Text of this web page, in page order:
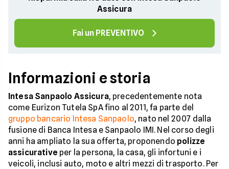
Assicura
Fai un PREVENTIVO
Informazioni e storia
Intesa Sanpaolo Assicura, precedentemente nota
come Eurizon Tutela SpA fino al 2011, fa parte del
gruppo bancario Intesa Sanpaolo, nato nel 2007 dalla
fusione di Banca Intesa e Sanpaolo IMI. Nel corso degli
anni ha ampliato la sua offerta, proponendo polizze
assicurative per la persona, la casa, gli infortuni e i
veicoli, inclusi auto, moto e altri mezzi di trasporto. Per